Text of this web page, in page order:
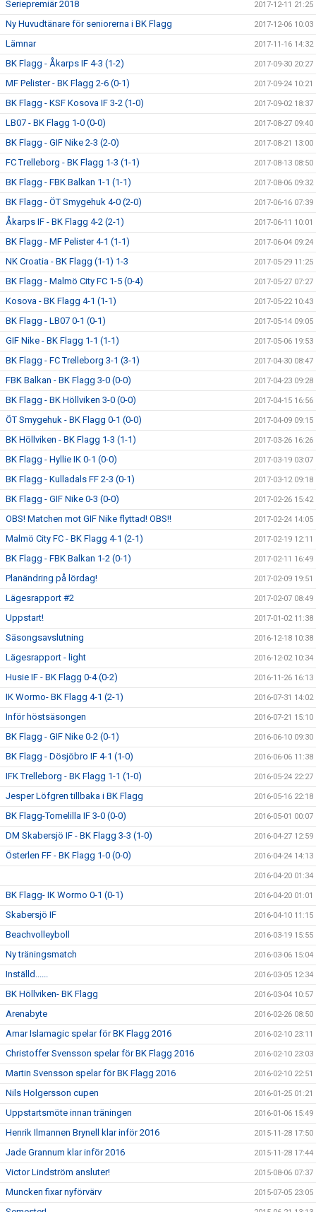
Seriepremiär 2018 2017-12-11 21:25
Ny Huvudtänare för seniorerna i BK Flagg 2017-12-06 10:03
Lämnar 2017-11-16 14:32
BK Flagg - Åkarps IF 4-3 (1-2) 2017-09-30 20:27
MF Pelister - BK Flagg 2-6 (0-1) 2017-09-24 10:21
BK Flagg - KSF Kosova IF 3-2 (1-0) 2017-09-02 18:37
LB07 - BK Flagg 1-0 (0-0) 2017-08-27 09:40
BK Flagg - GIF Nike 2-3 (2-0) 2017-08-21 13:00
FC Trelleborg - BK Flagg 1-3 (1-1) 2017-08-13 08:50
BK Flagg - FBK Balkan 1-1 (1-1) 2017-08-06 09:32
BK Flagg - ÖT Smygehuk 4-0 (2-0) 2017-06-16 07:39
Åkarps IF - BK Flagg 4-2 (2-1) 2017-06-11 10:01
BK Flagg - MF Pelister 4-1 (1-1) 2017-06-04 09:24
NK Croatia - BK Flagg (1-1) 1-3 2017-05-29 11:25
BK Flagg - Malmö City FC 1-5 (0-4) 2017-05-27 07:27
Kosova - BK Flagg 4-1 (1-1) 2017-05-22 10:43
BK Flagg - LB07 0-1 (0-1) 2017-05-14 09:05
GIF Nike - BK Flagg 1-1 (1-1) 2017-05-06 19:53
BK Flagg - FC Trelleborg 3-1 (3-1) 2017-04-30 08:47
FBK Balkan - BK Flagg 3-0 (0-0) 2017-04-23 09:28
BK Flagg - BK Höllviken 3-0 (0-0) 2017-04-15 16:56
ÖT Smygehuk - BK Flagg 0-1 (0-0) 2017-04-09 09:15
BK Höllviken - BK Flagg 1-3 (1-1) 2017-03-26 16:26
BK Flagg - Hyllie IK 0-1 (0-0) 2017-03-19 03:07
BK Flagg - Kulladals FF 2-3 (0-1) 2017-03-12 09:18
BK Flagg - GIF Nike 0-3 (0-0) 2017-02-26 15:42
OBS! Matchen mot GIF Nike flyttad! OBS!! 2017-02-24 14:05
Malmö City FC - BK Flagg 4-1 (2-1) 2017-02-19 12:11
BK Flagg - FBK Balkan 1-2 (0-1) 2017-02-11 16:49
Planändring på lördag! 2017-02-09 19:51
Lägesrapport #2 2017-02-07 08:49
Uppstart! 2017-01-02 11:38
Säsongsavslutning 2016-12-18 10:38
Lägesrapport - light 2016-12-02 10:34
Husie IF - BK Flagg 0-4 (0-2) 2016-11-26 16:13
IK Wormo- BK Flagg 4-1 (2-1) 2016-07-31 14:02
Inför höstsäsongen 2016-07-21 15:10
BK Flagg - GIF Nike 0-2 (0-1) 2016-06-10 09:30
BK Flagg - Dösjöbro IF 4-1 (1-0) 2016-06-06 11:38
IFK Trelleborg - BK Flagg 1-1 (1-0) 2016-05-24 22:27
Jesper Löfgren tillbaka i BK Flagg 2016-05-16 22:18
BK Flagg-Tomelilla IF 3-0 (0-0) 2016-05-01 00:07
DM Skabersjö IF - BK Flagg 3-3 (1-0) 2016-04-27 12:59
Österlen FF - BK Flagg 1-0 (0-0) 2016-04-24 14:13
2016-04-20 01:34
BK Flagg- IK Wormo 0-1 (0-1) 2016-04-20 01:01
Skabersjö IF 2016-04-10 11:15
Beachvolleyboll 2016-03-19 15:55
Ny träningsmatch 2016-03-06 15:04
Inställd...... 2016-03-05 12:34
BK Höllviken- BK Flagg 2016-03-04 10:57
Arenabyte 2016-02-26 08:50
Amar Islamagic spelar för BK Flagg 2016 2016-02-10 23:11
Christoffer Svensson spelar för BK Flagg 2016 2016-02-10 23:03
Martin Svensson spelar för BK Flagg 2016 2016-02-10 22:51
Nils Holgersson cupen 2016-01-25 01:21
Uppstartsmöte innan träningen 2016-01-06 15:49
Henrik Ilmannen Brynell klar inför 2016 2015-11-28 17:50
Jade Grannum klar inför 2016 2015-11-28 17:44
Victor Lindström ansluter! 2015-08-06 07:37
Muncken fixar nyförvärv 2015-07-05 23:05